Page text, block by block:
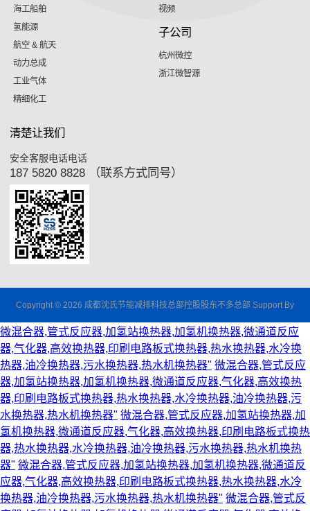
海工船舶
氢能源
航空 & 航天
动力总成
工业气体
精细化工
视频
子公司
杭州微控
浙江微智源
清楚让我们
安全客服电话电话
187 5820 8828 （联系方式同号）
Copyright © 2026 成都沈氏节能减排科技总部控股股东不多总部 Support By
微混合器,管式反应器,加氢站换热器,加氢机换热器,微通道反应
器,气化器,高效换热器,印刷电路板式换热器,热水换热器,水冷换
热器,油冷换热器,污水换热器,热水机换热器" 微混合器,管式反应
器,加氢站换热器,加氢机换热器,微通道反应器,气化器,高效换热
器,印刷电路板式换热器,热水换热器,水冷换热器,油冷换热器,污
水换热器,热水机换热器" 微混合器,管式反应器,加氢站换热器,加
氢机换热器,微通道反应器,气化器,高效换热器,印刷电路板式换热
器,热水换热器,水冷换热器,油冷换热器,污水换热器,热水机换热
器" 微混合器,管式反应器,加氢站换热器,加氢机换热器,微通道反
应器,气化器,高效换热器,印刷电路板式换热器,热水换热器,水冷
换热器,油冷换热器,污水换热器,热水机换热器" 微混合器,管式反